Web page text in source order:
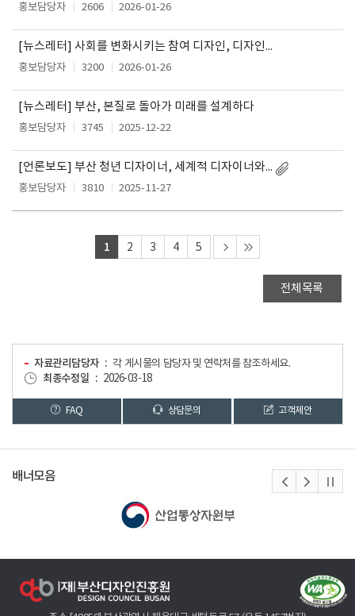
홍보담당자 2606 2026-01-26
[뉴스레터] 사회를 변화시키는 참여 디자인, 디자인 거버넌스
홍보담당자 3200 2026-01-26
[뉴스레터] 부산, 본질로 돌아가 미래를 설계하다
홍보담당자 3745 2025-12-22
[언론보도] 부산 청년 디자이너, 세계적 디자이너와 손잡고 부산 미래 산업을 디자인한다
홍보담당자 3810 2025-11-27
1 2 3 4 5
전체목록
자료관리담당자
각 게시물의 담당자 및 연락처를 참조하세요.
최종수정일
2026-03-18
FAQ 상담문의 고객제안
배너모음